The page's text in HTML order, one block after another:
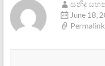
සනිදු
June 18,
Permalink